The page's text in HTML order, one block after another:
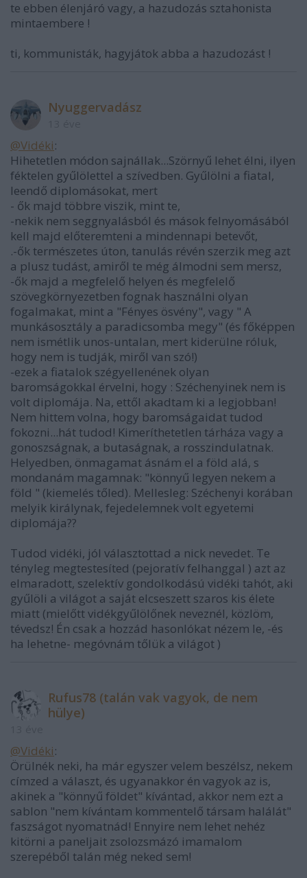
te ebben élenjáró vagy, a hazudozás sztahonista
mintaembere !
ti, kommunisták, hagyjátok abba a hazudozást !
Nyuggervadász
@Vidéki:
Hihetetlen módon sajnállak...Szörnyű lehet élni, ilyen
féktelen gyűlölettel a szívedben. Gyűlölni a fiatal,
leendő diplomásokat, mert
- ők majd többre viszik, mint te,
-nekik nem seggnyalásból és mások felnyomásából
kell majd előteremteni a mindennapi betevőt,
.-ők természetes úton, tanulás révén szerzik meg azt
a plusz tudást, amiről te még álmodni sem mersz,
-ők majd a megfelelő helyen és megfelelő
szövegkörnyezetben fognak használni olyan
fogalmakat, mint a "Fényes ösvény", vagy " A
munkásosztály a paradicsomba megy" (és főképpen
nem ismétlik unos-untalan, mert kiderülne róluk,
hogy nem is tudják, miről van szó!)
-ezek a fiatalok szégyellenének olyan
baromságokkal érvelni, hogy : Széchenyinek nem is
volt diplomája. Na, ettől akadtam ki a legjobban!
Nem hittem volna, hogy baromságaidat tudod
fokozni...hát tudod! Kimeríthetetlen tárháza vagy a
gonoszságnak, a butaságnak, a rosszindulatnak.
Helyedben, önmagamat ásnám el a föld alá, s
mondanám magamnak: "könnyű legyen nekem a
föld " (kiemelés tőled). Mellesleg: Széchenyi korában
melyik királynak, fejedelemnek volt egyetemi
diplomája??
Tudod vidéki, jól választottad a nick nevedet. Te
tényleg megtestesíted (pejoratív felhanggal ) azt az
elmaradott, szelektív gondolkodású vidéki tahót, aki
gyűlöli a világot a saját elcseszett szaros kis élete
miatt (mielőtt vidékgyűlölőnek neveznél, közlöm,
tévedsz! Én csak a hozzád hasonlókat nézem le, -és
ha lehetne- megóvnám tőlük a világot )
Rufus78 (talán vak vagyok, de nem
hülye)
@Vidéki:
Örülnék neki, ha már egyszer velem beszélsz, nekem
címzed a választ, és ugyanakkor én vagyok az is,
akinek a "könnyű földet" kívántad, akkor nem ezt a
sablon "nem kívántam kommentelő társam halálát"
faszságot nyomatnád! Ennyire nem lehet nehéz
kitörni a paneljait zsolozsmázó imamalom
szerepéből talán még neked sem!